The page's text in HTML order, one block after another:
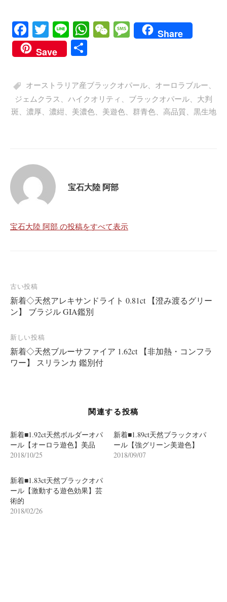
込
み
中…
Fa
ce
bo
ok
T
wi
tte
r
Li
ne
W
A
pp
W
ha
t
M
es
ge
Share
Save
オーストラリア産ブラックオパール、 オーロラブルー、
ジェムクラス
ハイクオリティ ブラックオパール
大判
斑
濃厚 濃紺 美濃色、 美遊色、 群青色、 高品質 黒生地
宝石大陸 阿部
宝石大陸 阿部 の投稿をすべて表示
投
稿
ナ
ビ
ゲ
ー
古い投稿
新着◇天然アレキサンドライト 0.81ct 【澄み渡るグリー
ン】 ブラジル GIA鑑別
新しい投稿
新着◇天然ブルーサファイア 1.62ct 【非加熱・コンフラ
ワー】 スリランカ 鑑別付
関連する投稿
新着■1.92ct天然ボルダーオパ
ール【オーロラ遊色】美品
2018/10/25
新着■1.89ct天然ブラックオパ
ール【強グリーン美遊色】
2018/09/07
新着■1.83ct天然ブラックオパ
ール【激動する遊色効果】芸
術的
2018/02/26